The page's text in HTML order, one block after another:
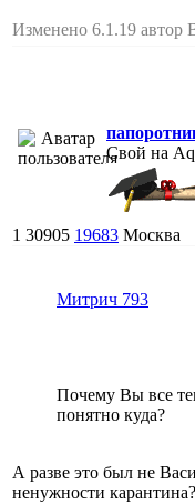
Изменено 6.1.19 автор
Свой на
1 30905 19683 Москва
Митрич 793
Почему Вы все
понятно куда?
А разве это был не
ненужности карантина?